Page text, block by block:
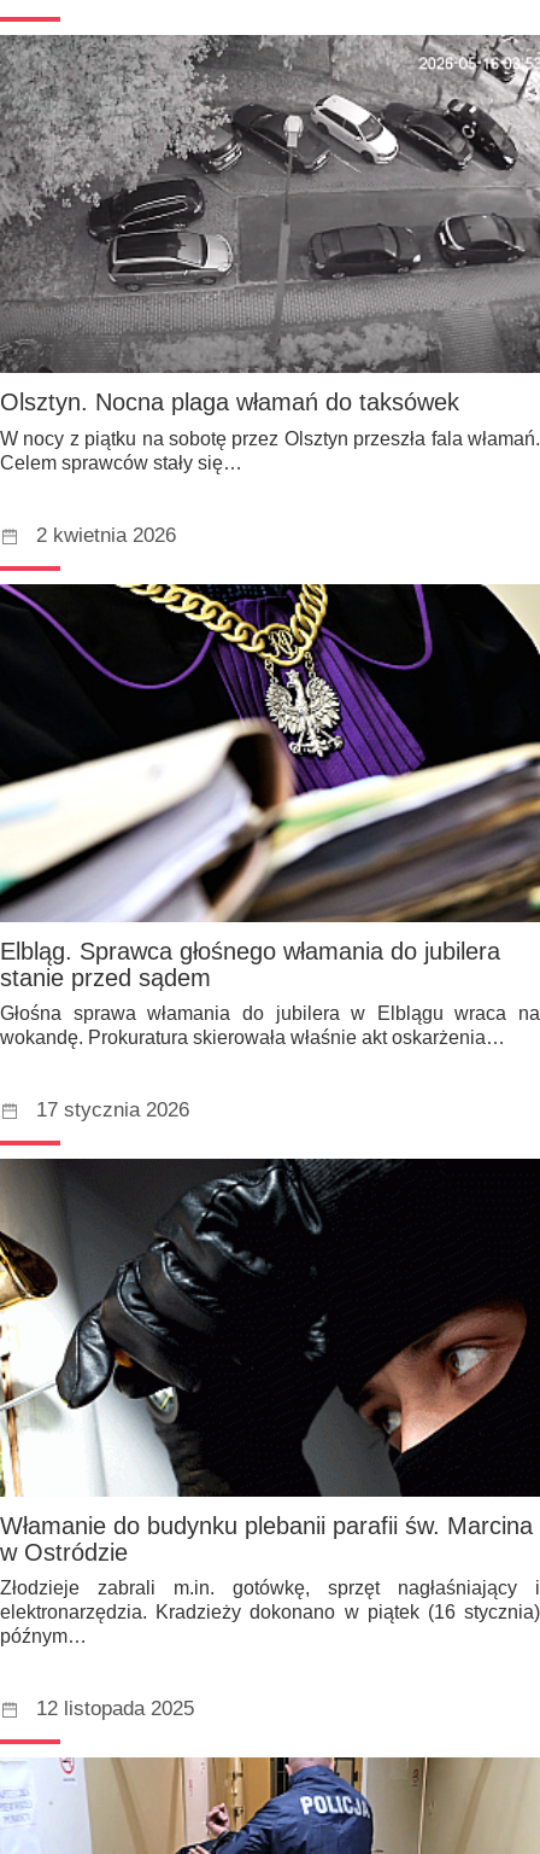
Olsztyn. Nocna plaga włamań do taksówek
W nocy z piątku na sobotę przez Olsztyn przeszła fala włamań.
Celem sprawców stały się…
2 kwietnia 2026
Elbląg. Sprawca głośnego włamania do jubilera
stanie przed sądem
Głośna sprawa włamania do jubilera w Elblągu wraca na
wokandę. Prokuratura skierowała właśnie akt oskarżenia…
17 stycznia 2026
Włamanie do budynku plebanii parafii św. Marcina
w Ostródzie
Złodzieje zabrali m.in. gotówkę, sprzęt nagłaśniający i
elektronarzędzia. Kradzieży dokonano w piątek (16 stycznia)
późnym…
12 listopada 2025